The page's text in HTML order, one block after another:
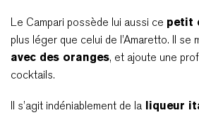
Le Campari possède lui aussi ce petit
plus léger que celui de l’Amaretto. Il se
avec des oranges, et ajoute une
cocktails.
Il s’agit indéniablement de laliqueur